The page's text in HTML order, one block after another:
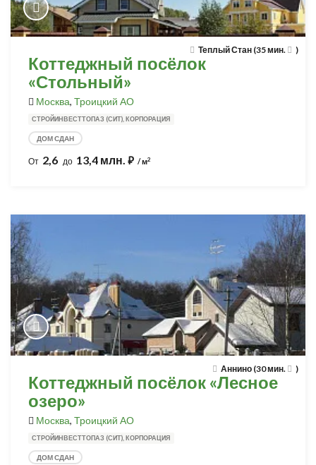
Теплый Стан (35 мин. )
Коттеджный посёлок
«Стольный»
Москва, Троицкий АО
СТРОЙИНВЕСТТОПАЗ (СИТ), КОРПОРАЦИЯ
ДОМ СДАН
От 2,6 до 13,4 млн. ⃏ / м2
Аннино (30 мин. )
Коттеджный посёлок «Лесное
озеро»
Москва, Троицкий АО
СТРОЙИНВЕСТТОПАЗ (СИТ), КОРПОРАЦИЯ
ДОМ СДАН